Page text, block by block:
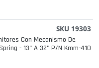
SKU 19303
Con Mecanismo De
- 13" A 32" P/n Kmm-410